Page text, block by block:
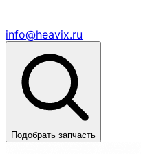
info@heavix.ru
Подобрать запчасть